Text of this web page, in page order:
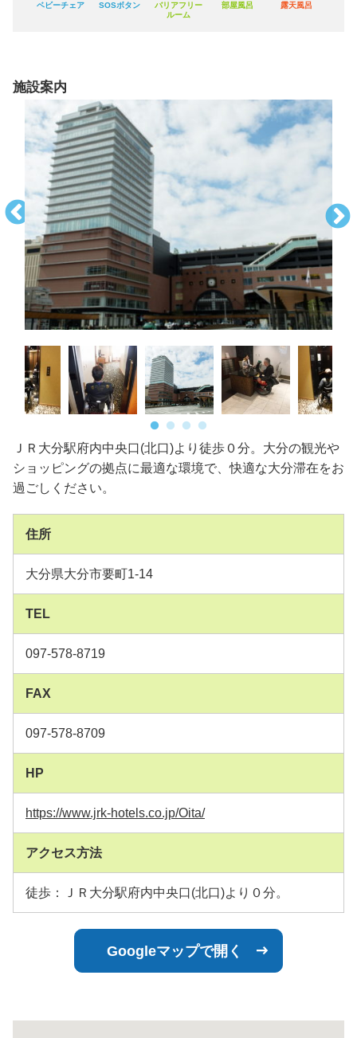
ベビーチェア SOSボタン
バリアフリー
ルーム
部屋風呂 露天風呂
施設案内
ＪＲ大分駅府内中央口(北口)より徒歩０分。大分の観光や
ショッピングの拠点に最適な環境で、快適な大分滞在をお
過ごしください。
住所
大分県大分市要町1-14
TEL
097-578-8719
FAX
097-578-8709
HP
https://www.jrk-hotels.co.jp/Oita/
アクセス方法
徒歩：ＪＲ大分駅府内中央口(北口)より０分。
Googleマップで開く